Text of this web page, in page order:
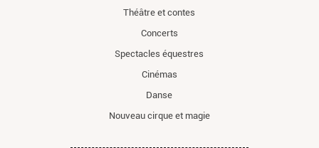
Théâtre et contes
Concerts
Spectacles équestres
Cinémas
Danse
Nouveau cirque et magie